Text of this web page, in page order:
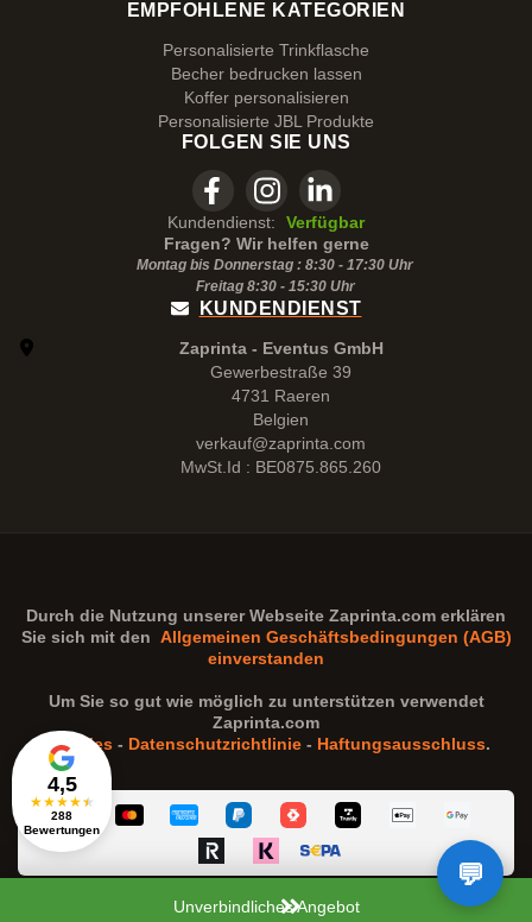
Unverbindliches Angebot
4,5
★★★★★
288
Bewertungen
EMPFOHLENE KATEGORIEN
Personalisierte Trinkflasche
Becher bedrucken lassen
Koffer personalisieren
Personalisierte JBL Produkte
FOLGEN SIE UNS
Kundendienst:
Verfügbar
Fragen? Wir helfen gerne
Montag bis Donnerstag : 8:30 - 17:30 Uhr
Freitag 8:30 - 15:30Uhr
KUNDENDIENST
Zaprinta - Eventus GmbH
Gewerbestraße 39
4731 Raeren
Belgien
verkauf@zaprinta.com
MwSt.Id : BE0875.865.260
Durch die Nutzung unserer Webseite Zaprinta.com erklären
Sie sich mit den Allgemeinen Geschäftsbedingungen (AGB)
einverstanden
Um Sie so gut wie möglich zu unterstützen verwendet
Zaprinta.com
Cookies - Datenschutzrichtlinie - Haftungsausschluss.